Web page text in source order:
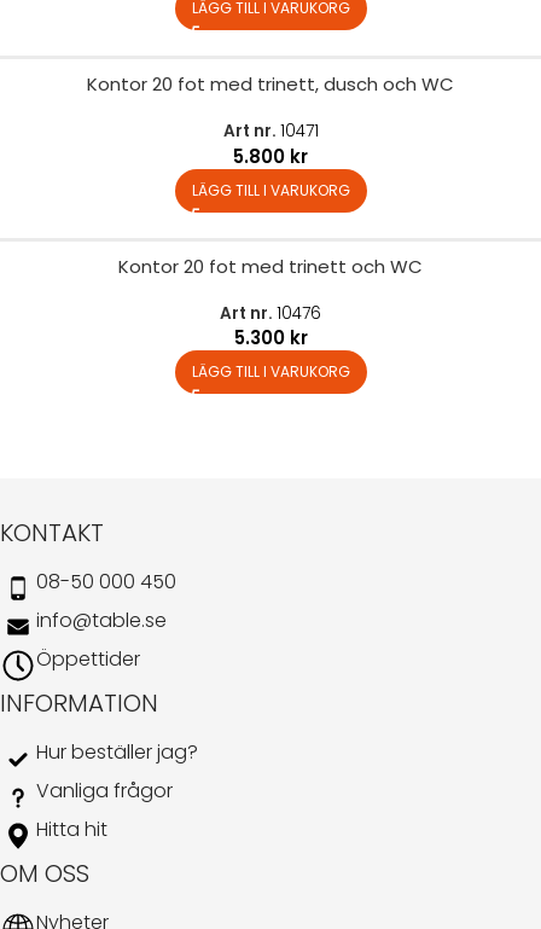
LÄGG TILL I VARUKORG
Kontor 20 fot med trinett, dusch och WC
Art nr. 10471
5.800 kr
LÄGG TILL I VARUKORG
Kontor 20 fot med trinett och WC
Art nr. 10476
5.300 kr
LÄGG TILL I VARUKORG
KONTAKT
08-50 000 450
info@table.se
Öppettider
INFORMATION
Hur beställer jag?
Vanliga frågor
Hitta hit
OM OSS
Nyheter